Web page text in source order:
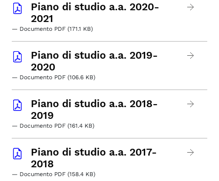
Piano di studio a.a. 2020-
2021
— Documento PDF (171.1 KB)
Piano di studio a.a. 2019-
2020
— Documento PDF (106.6 KB)
Piano di studio a.a. 2018-
2019
— Documento PDF (161.4 KB)
Piano di studio a.a. 2017-
2018
— Documento PDF (158.4 KB)